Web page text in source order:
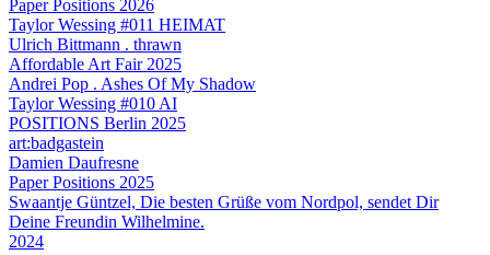
Paper Positions 2026
Taylor Wessing #011 HEIMAT
Ulrich Bittmann . thrawn
Affordable Art Fair 2025
Andrei Pop . Ashes Of My Shadow
Taylor Wessing #010 AI
POSITIONS Berlin 2025
art:badgastein
Damien Daufresne
Paper Positions 2025
Swaantje Güntzel, Die besten Grüße vom Nordpol, sendet Dir
Deine Freundin Wilhelmine.
2024